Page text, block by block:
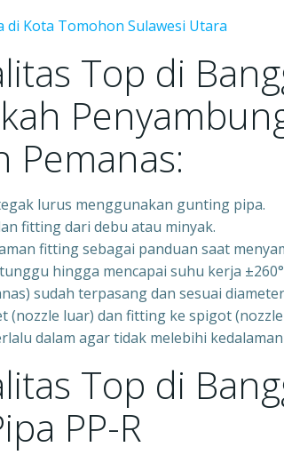
di Kota Tomohon Sulawesi Utara
Top di
Pemanas:
lurus menggunakan gunting pipa.
fitting dari debu atau minyak.
fitting sebagai panduan saat
hingga mencapai suhu kerja
sudah terpasang dan sesuai
(nozzle luar) dan fitting ke spigot
dalam agar tidak melebihi
Top di
PP-R